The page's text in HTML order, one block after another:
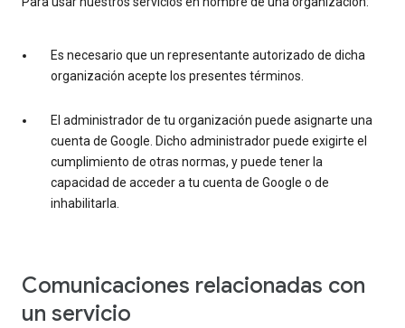
Es necesario que un representante autorizado de dicha
organización acepte los presentes términos.
El administrador de tu organización puede asignarte una
cuenta de Google. Dicho administrador puede exigirte el
cumplimiento de otras normas, y puede tener la
capacidad de acceder a tu cuenta de Google o de
inhabilitarla.
Comunicaciones relacionadas con
un servicio